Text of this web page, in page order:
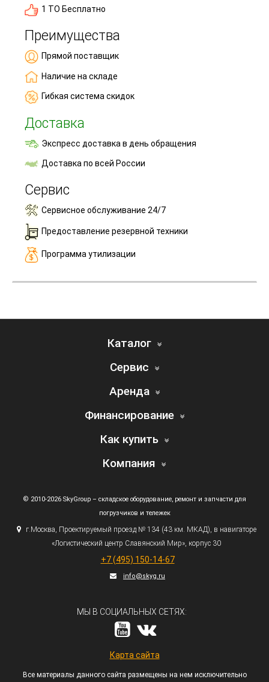
1 ТО Бесплатно
Преимущества
Прямой поставщик
Наличие на складе
Гибкая система скидок
Доставка
Экспресс доставка в день обращения
Доставка по всей России
Сервис
Сервисное обслуживание 24/7
Предоставление резервной техники
Программа утилизации
Каталог
Сервис
Аренда
Финансирование
Как купить
Компания
© 2010-2026 SkyGroup – складское оборудование, ремонт и запчасти для
погрузчиков и тележек
г.Москва, Проектируемый проезд № 134 (43км. МКАД), в навигаторе
«Логистический центр Славянский Мир», корпус 30
+7 (495) 150-14-67
info@skyg.ru
МЫ В СОЦИАЛЬНЫХ СЕТЯХ:
Карта сайта
Все материалы данного сайта размещены на нем исключительно